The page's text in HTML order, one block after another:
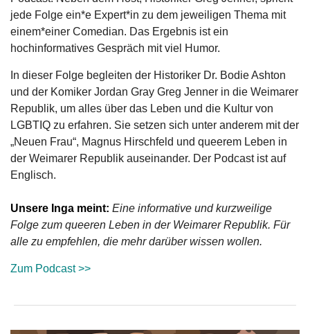
jede Folge ein*e Expert*in zu dem jeweiligen Thema mit
einem*einer Comedian. Das Ergebnis ist ein
hochinformatives Gespräch mit viel Humor.
In dieser Folge begleiten der Historiker Dr. Bodie Ashton
und der Komiker Jordan Gray Greg Jenner in die Weimarer
Republik, um alles über das Leben und die Kultur von
LGBTIQ zu erfahren. Sie setzen sich unter anderem mit der
„Neuen Frau“, Magnus Hirschfeld und queerem Leben in
der Weimarer Republik auseinander. Der Podcast ist auf
Englisch.
Unsere Inga meint: Eine informative und kurzweilige
Folge zum queeren Leben in der Weimarer Republik. Für
alle zu empfehlen, die mehr darüber wissen wollen.
Zum Podcast >>